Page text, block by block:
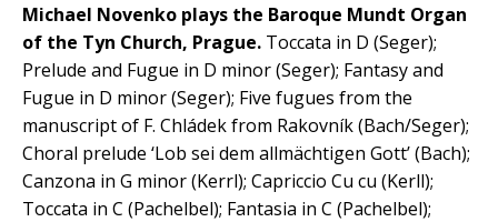
Michael Novenko plays the Baroque Mundt Organ
of the Tyn Church, Prague. Toccata in D (Seger);
Prelude and Fugue in D minor (Seger); Fantasy and
Fugue in D minor (Seger); Five fugues from the
manuscript of F. Chládek from Rakovník (Bach/Seger);
Choral prelude ‘Lob sei dem allmächtigen Gott’ (Bach);
Canzona in G minor (Kerrl); Capriccio Cu cu (Kerll);
Toccata in C (Pachelbel); Fantasia in C (Pachelbel);